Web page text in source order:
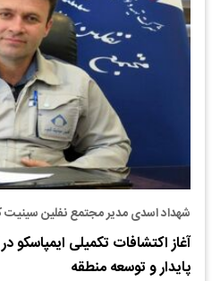
شهداد اسدی مدیر مجتمع نفلین سینیت
آغاز اکتشافات تکمیلی ایمپاسکو
پایدار و توسعه منطقه